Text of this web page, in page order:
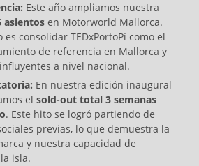
Este año ampliamos nuestra
asientosen Motorworld Mallorca.
consolidar TEDxPortoPí como el
de referencia en Mallorca y
a nivel nacional.
En nuestra edición inaugural
el sold-out total 3 semanas
. Este hito se logró partiendo de
previas, lo que demuestra la
y nuestra capacidad de
isla.